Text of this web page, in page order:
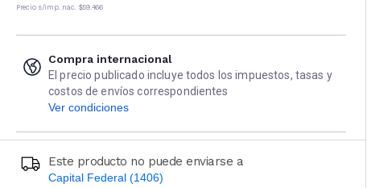
Precio s/imp. nac. $59.466
Compra internacional
El precio publicado incluye todos los impuestos, tasas y
costos de envíos correspondientes
Ver condiciones
Este producto no puede enviarse a
Capital Federal (1406)